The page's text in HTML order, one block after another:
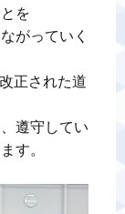
を
がっていく
正された道
遵守してい
す。